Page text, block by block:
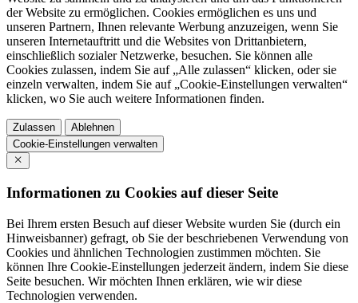
der Website zu ermöglichen. Cookies ermöglichen es uns und
unseren Partnern, Ihnen relevante Werbung anzuzeigen, wenn Sie
unseren Internetauftritt und die Websites von Drittanbietern,
einschließlich sozialer Netzwerke, besuchen. Sie können alle
Cookies zulassen, indem Sie auf „Alle zulassen“ klicken, oder sie
einzeln verwalten, indem Sie auf „Cookie-Einstellungen verwalten“
klicken, wo Sie auch weitere Informationen finden.
Zulassen
Ablehnen
Cookie-Einstellungen verwalten
Informationen zu Cookies auf dieser Seite
Bei Ihrem ersten Besuch auf dieser Website wurden Sie (durch ein
Hinweisbanner) gefragt, ob Sie der beschriebenen Verwendung von
Cookies und ähnlichen Technologien zustimmen möchten. Sie
können Ihre Cookie-Einstellungen jederzeit ändern, indem Sie diese
Seite besuchen. Wir möchten Ihnen erklären, wie wir diese
Technologien verwenden.